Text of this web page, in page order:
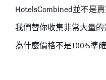
庫斯科奧布里塔斯阿爾馬斯廣
瓦納印加庫斯科酒店 - 庫斯科
雅琳凱庫斯科公寓酒店 - 庫斯科
HotelsCombined並不是
我們替你收集非常大量的
為什麼價格不是100%準